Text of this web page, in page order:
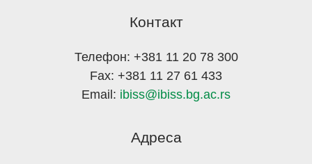
Контакт
Телефон: +381 11 20 78 300
Fax: +381 11 27 61 433
Email: ibiss@ibiss.bg.ac.rs
Адреса